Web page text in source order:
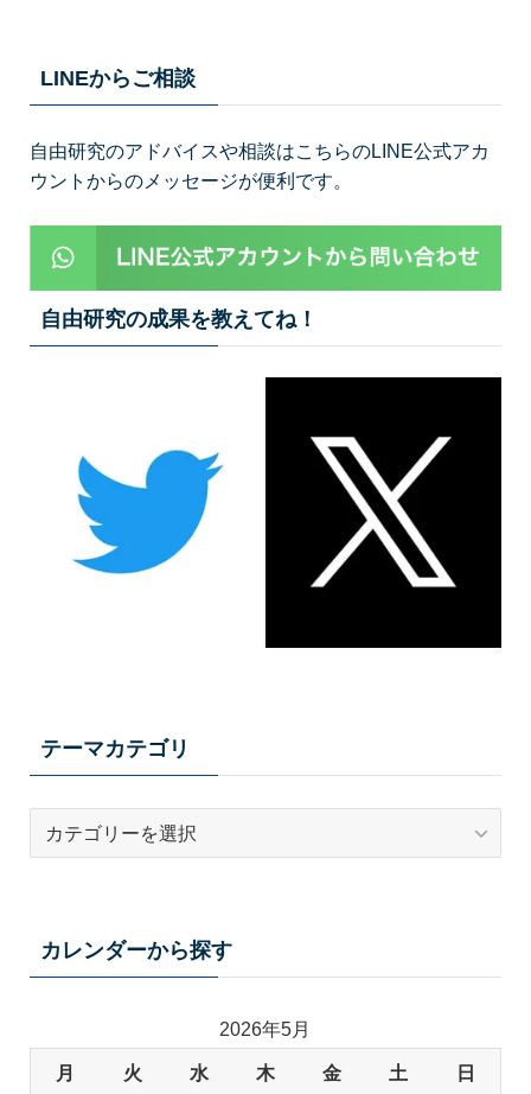
LINEからご相談
自由研究のアドバイスや相談はこちらのLINE公式アカ
ウントからのメッセージが便利です。
自由研究の成果を教えてね！
テーマカテゴリ
カレンダーから探す
2026年5月
月 火 水 木 金 土 日